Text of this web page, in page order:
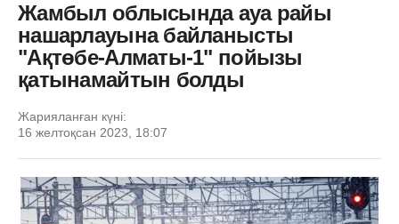
Жамбыл облысында ауа райы
нашарлауына байланысты
"Ақтөбе-Алматы-1" пойызы
қатынамайтын болды
Жарияланған күні:
16 желтоқсан 2023, 18:07